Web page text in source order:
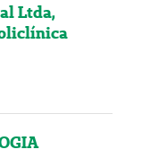
Ltda,